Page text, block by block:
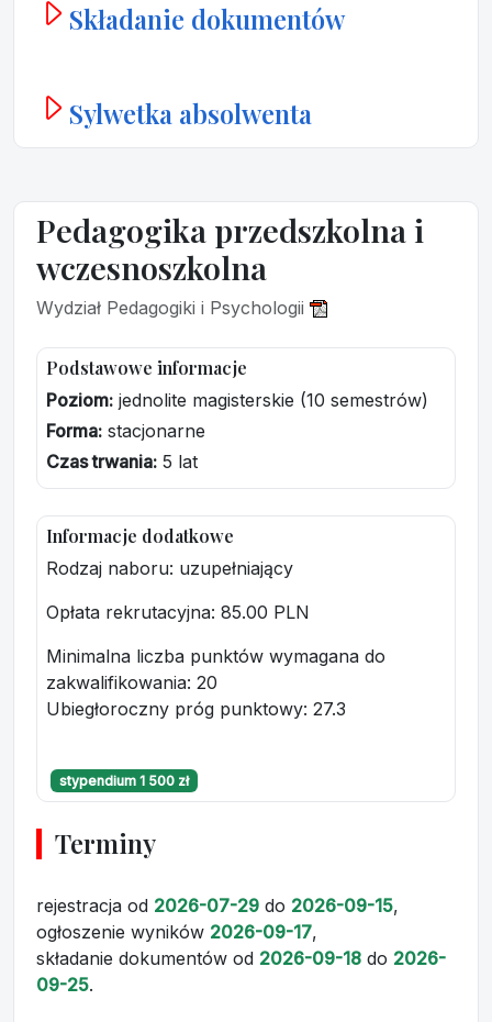
Składanie dokumentów
Sylwetka absolwenta
Pedagogika przedszkolna i
wczesnoszkolna
Wydział Pedagogiki i Psychologii
Podstawowe informacje
Poziom: jednolite magisterskie (10 semestrów)
Forma: stacjonarne
Czas trwania: 5 lat
Informacje dodatkowe
Rodzaj naboru: uzupełniający
Opłata rekrutacyjna: 85.00 PLN
Minimalna liczba punktów wymagana do
zakwalifikowania: 20
Ubiegłoroczny próg punktowy: 27.3
stypendium 1 500 zł
Terminy
rejestracja od 2026-07-29 do 2026-09-15,
ogłoszenie wyników 2026-09-17,
składanie dokumentów od 2026-09-18 do 2026-
09-25.